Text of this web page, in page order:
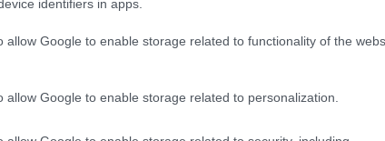
identifiers in apps.
allow Google to enable storage related to functionality of the
allow Google to enable storage related to personalization.
του ΣΥΡΙΖΑ-Π.Σ. απέκλεισε κάθε
κυβέρνηση, ενώ ο γενικός
ξεκαθάρισε ότι το κόμμα του
η πρόεδρος της Πλεύσης Ελευθερίας,